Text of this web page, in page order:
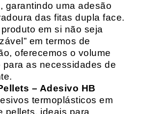
garantindo uma adesão
das fitas dupla face.
em si não seja
em termos de
oferecemos o volume
para as necessidades de
– Adesivo HB
termoplásticos em
pellets, ideais para